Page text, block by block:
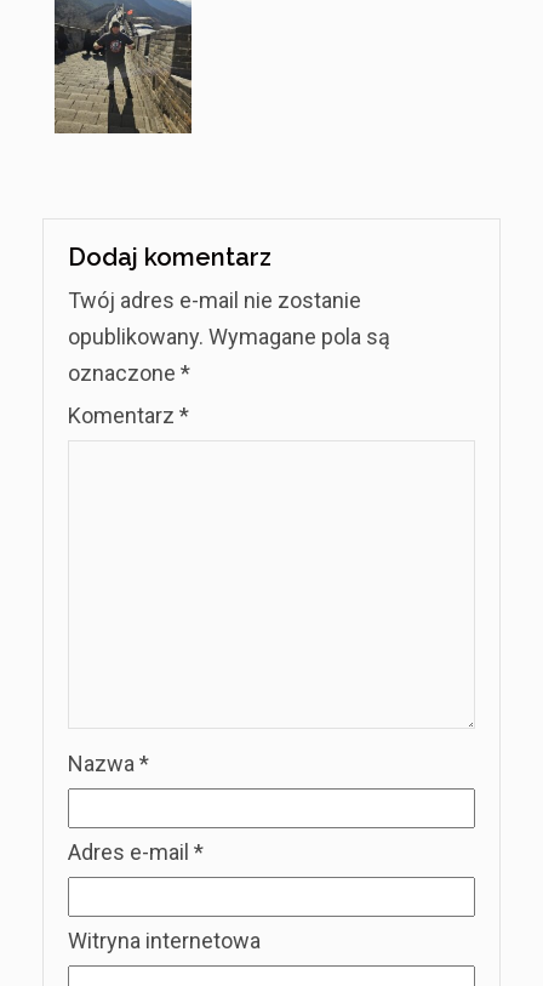
Dodaj komentarz
Twój adres e-mail nie zostanie
opublikowany. Wymagane pola są
oznaczone *
Komentarz *
Nazwa *
Adres e-mail *
Witryna internetowa